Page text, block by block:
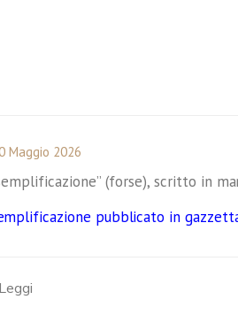
Maggio 2026
(forse), scritto in
pubblicato in
Leggi